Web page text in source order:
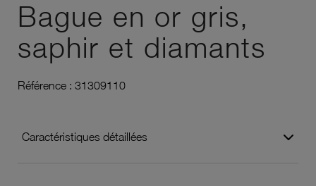
Bague en or gris,
saphir et diamants
Référence : 31309110
Caractéristiques détaillées